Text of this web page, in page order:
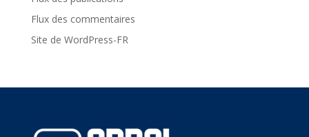
Flux des commentaires
Site de WordPress-FR